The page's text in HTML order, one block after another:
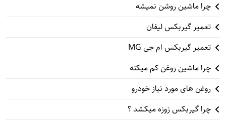
چرا ماشین روشن نمیشه
تعمیر گیربکس لیفان
تعمیر گیربکس ام جی MG
چرا ماشین روغن کم میکنه
روغن های مورد نیاز خودرو
چرا گیربکس زوزه میکشد ؟